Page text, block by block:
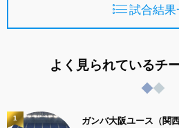
試合結果
よく見られているチ
ガンバ大阪ユース（関
1